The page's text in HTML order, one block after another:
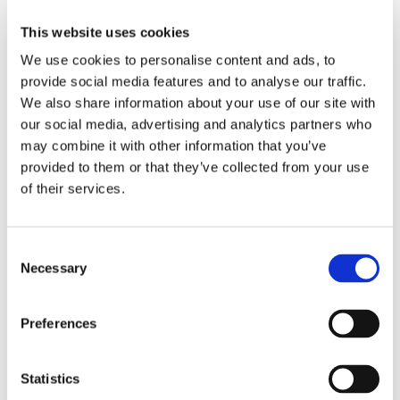
This website uses cookies
We use cookies to personalise content and ads, to
provide social media features and to analyse our traffic.
We also share information about your use of our site with
our social media, advertising and analytics partners who
may combine it with other information that you’ve
provided to them or that they’ve collected from your use
of their services.
Selection
Necessary
Preferences
Statistics
Adaptador SN Pegada SC não
cortada
Tipos SC simplex & duplex